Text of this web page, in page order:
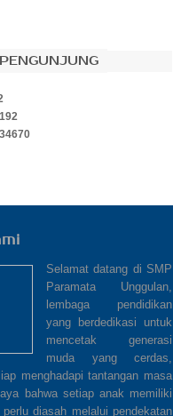
192
34670
Selamat datang di SMP
Paramata Unggulan,
lembaga pendidikan
yang berdedikasi untuk
mencetak generasi
muda yang cerdas,
menghadapi tantangan masa
bahwa setiap anak memiliki
diasah melalui pendekatan